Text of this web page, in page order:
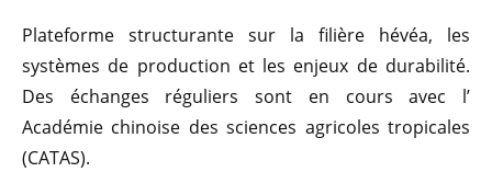
Plateforme structurante sur la filière hévéa, les
systèmes de production et les enjeux de durabilité.
Des échanges réguliers sont en cours avec l’
Académie chinoise des sciences agricoles tropicales
(CATAS).